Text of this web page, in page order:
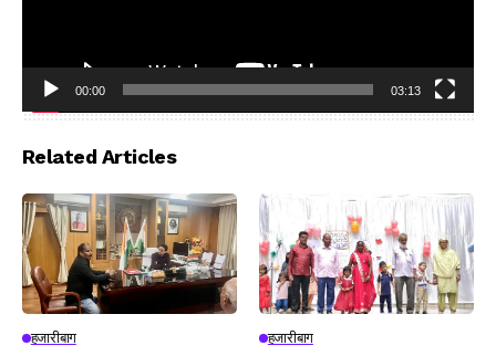
Player
00:00 03:13
Related Articles
हजारीबाग हजारीबाग